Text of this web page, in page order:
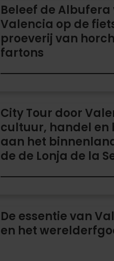
Beleef de Albufera
Valencia op de
proeverij van
fartons
City Tour door
cultuur, handel en
aan het
de de Lonja de la
De essentie van
en het